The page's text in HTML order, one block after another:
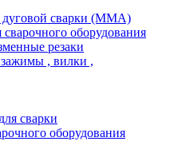
дуговой сварки (ММА)
сварочного оборудования
резаки
, вилки ,
сварки
оборудования